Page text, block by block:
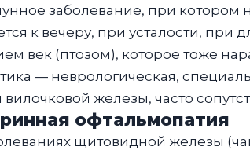
заболевание, при котором
к вечеру, при усталости, при
век (птозом), которое тоже
— неврологическая,
вилочковой железы, часто
офтальмопатия
щитовидной железы